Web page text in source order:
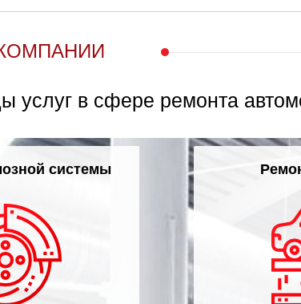
услуг в сфере ремонта
системы